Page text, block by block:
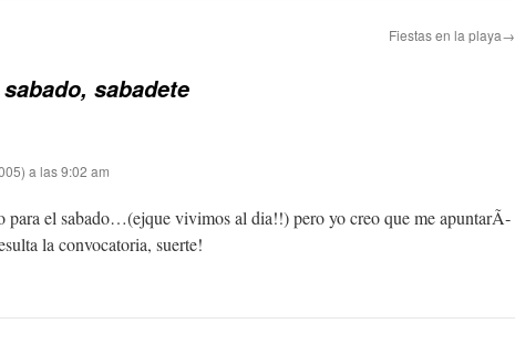
Fiestas en la playa→
sabadete
a las 9:02 am
para el sabado…(ejque vivimos al dia!!) pero yo creo que me apuntarÃ­
la convocatoria, suerte!